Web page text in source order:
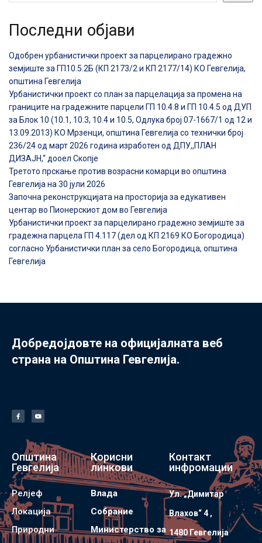
Последни објави
Одобрен урбанистички проект за парцелирано градежно
земјиште за ГП10.5.2Б (КП 2173/2 и КП 2177/14) КО Гевгелија,
општина Гевгелија
Урбанистички проект со план за парцелација за промена на
границите на градежните парцели ГП 10.4.8 и ГП 10.4.5 од ДУП
за Блок 10 (10.1, 10.3, 10.4 и 10.5, Одлука број 07-1667/1 од 12 и
13.09.2013) КО Мрзенци, општина Гевгелија со технички број
236/24 од март 2026 година изработен од ДПУ,,ПЛАН
ДИЗАЈН,“ дооел Скопје
Третото прскање против возрасни комарци во општина
Гевгелија на 30 јули 2026
Започна реконструкцијата на просторија за едукативен
центар во Пионерскиот дом во Гевгелија
Урбанистички проект за парцелирано градежно земјиште за
градежна парцела ГП 4.117 (дел од КП 2169 КО Богородица)
согласно Урбанистички план за село Богородица, општина
Гевгелија
Добредојдовте на официјалната веб
страна на Општина Гевгелија.
Општина
Гевгелија
Релјеф
Локација
Природни
Корисни
линкови
Влада
Собрание
Министерство за
Контакт
инфромации
Ул. „Димитар
Влахов“ 4 ,
1480 Гевгелијa